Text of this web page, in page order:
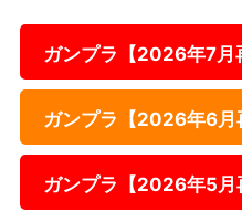
ガンプラ【2026年7月
ガンプラ【2026年6月
ガンプラ【2026年5月